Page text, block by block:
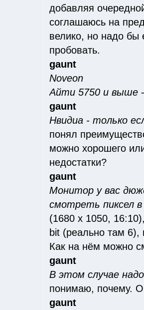
добавляя
соглашаюсь на
велико, но надо бы
пробовать.
gaunt
Noveon
Айти 5750 и выше
gaunt
Нвидиа - только
понял
можно хорошего
недостатки?
gaunt
Монитор у вас
смотреть пиксел
(1680 x 1050,
bit (реально там 6),
Как на нём можно
gaunt
В этом случае
понимаю, почему.
gaunt